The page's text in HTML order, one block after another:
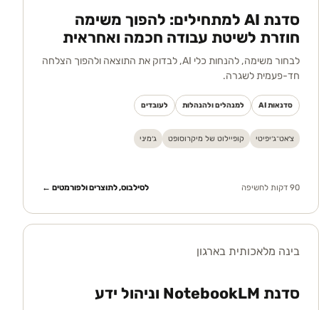
סדנת AI למתחילים: להפוך משימה
חוזרת לשיטת עבודה חכמה ואחראית
לבחור משימה, להנחות כלי AI, לבדוק את התוצאה ולהפוך הצלחה
חד-פעמית לשגרה.
סדנאות AI למנהלים ולהנהלות לעובדים
צ׳אט־ג׳יפיטי קופיילוט של מיקרוסופט ג׳מיני
90 דקות לחשיפה לסילבוס, לתוצרים ולפורמטים ←
בינה מלאכותית בארגון
סדנת NotebookLM וניהול ידע